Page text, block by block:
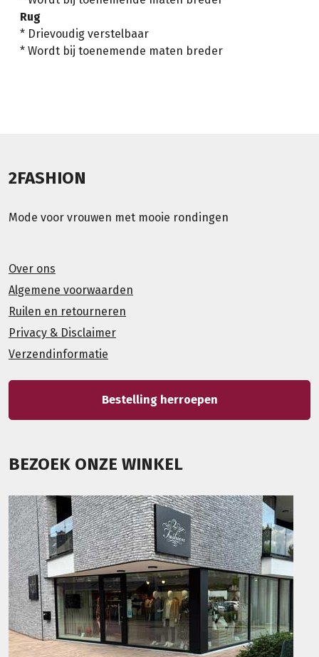
Rug
* Drievoudig verstelbaar
* Wordt bij toenemende maten breder
2FASHION
Mode voor vrouwen met mooie rondingen
Over ons
Algemene voorwaarden
Ruilen en retourneren
Privacy & Disclaimer
Verzendinformatie
Bestelling herroepen
BEZOEK ONZE WINKEL